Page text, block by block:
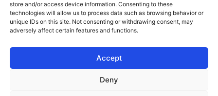
store and/or access device information. Consenting to these
technologies will allow us to process data such as browsing behavior or
unique IDs on this site. Not consenting or withdrawing consent, may
adversely affect certain features and functions.
Accept
Deny
Algemene voorwaarden
Cookie beleid
Ik wil adverteren